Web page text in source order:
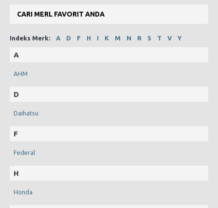
CARI MERL FAVORIT ANDA
Indeks Merk: A D F H I K M N R S T V Y
A
AHM
D
Daihatsu
F
Federal
H
Honda